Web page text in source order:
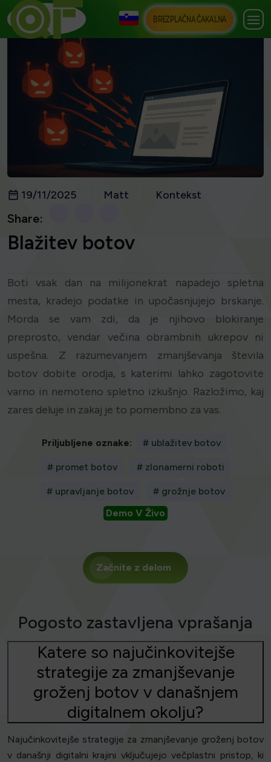
BREZPLAČNA ČAKALNA
19/11/2025 Matt Kontekst
Share:
Blažitev botov
Boti vsak dan na milijonekrat napadejo spletna
mesta, kradejo podatke in upočasnjujejo brskanje.
Morda se vam zdi, da je njihovo blokiranje
preprosto, vendar večina obrambnih ukrepov ni
uspešna. Z razumevanjem zmanjševanja števila
botov dobite orodja, s katerimi lahko zagotovite
varno in nemoteno spletno izkušnjo. Razložimo, kaj
zares deluje in zakaj je to pomembno za vas.
Priljubljene oznake: # ublažitev botov
# promet botov # zlonamerni roboti
# upravljanje botov
# grožnje botov
Demo V Živo
Začnite z delom
Pogosto zastavljena vprašanja
Katere so najučinkovitejše
strategije za zmanjševanje
groženj botov v današnjem
digitalnem okolju?
Najučinkovitejše strategije za zmanjševanje groženj botov
v današnji digitalni krajini vključujejo večplastni pristop, ki